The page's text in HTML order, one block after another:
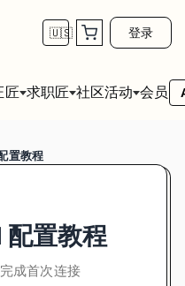
🇺🇸 登录
匠 求职匠 社区活动 会员
置教程
置教程
成首次连接